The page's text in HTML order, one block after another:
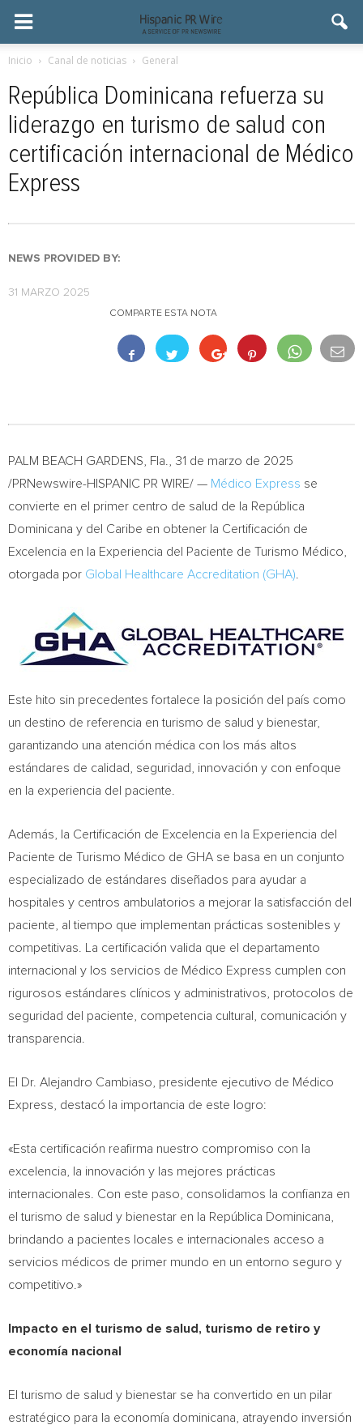
Inicio Canal de noticias General
República Dominicana refuerza su
liderazgo en turismo de salud con
certificación internacional de Médico
Express
NEWS PROVIDED BY:
31 MARZO 2025
COMPARTE ESTA NOTA
PALM BEACH GARDENS, Fla.
31 de marzo de 2025
/PRNewswire-HISPANIC PR WIRE/ — Médico Express se
convierte en el primer centro de salud de la República
Dominicana y del Caribe en obtener la Certificación de
Excelencia en la Experiencia del Paciente de Turismo Médico,
otorgada por Global Healthcare Accreditation (GHA)
Este hito sin precedentes fortalece la posición del país como
un destino de referencia en turismo de salud y bienestar,
garantizando una atención médica con los más altos
estándares de calidad, seguridad, innovación y con enfoque
en la experiencia del paciente.
Además, la Certificación de Excelencia en la Experiencia del
Paciente de Turismo Médico de GHA se basa en un conjunto
especializado de estándares diseñados para ayudar a
hospitales y centros ambulatorios a mejorar la satisfacción del
paciente, al tiempo que implementan prácticas sostenibles y
competitivas. La certificación valida que el departamento
internacional y los servicios de Médico Express cumplen con
rigurosos estándares clínicos y administrativos, protocolos de
seguridad del paciente, competencia cultural, comunicación y
transparencia.
El Dr. Alejandro Cambiaso , presidente ejecutivo de Médico
Express, destacó la importancia de este logro:
«Esta certificación reafirma nuestro compromiso con la
excelencia, la innovación y las mejores prácticas
internacionales. Con este paso, consolidamos la confianza en
el turismo de salud y bienestar en la República Dominicana,
brindando a pacientes locales e internacionales acceso a
servicios médicos de primer mundo en un entorno seguro y
competitivo.»
Impacto en el turismo de salud, turismo de retiro y
economía nacional
El turismo de salud y bienestar se ha convertido en un pilar
estratégico para la economía dominicana, atrayendo inversión